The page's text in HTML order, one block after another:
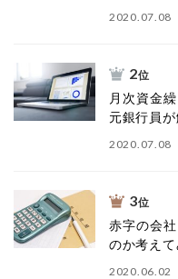
2020.07.08
2位
月次資金
元銀行員が
2020.07.08
3位
赤字の会
のか考えて
2020.06.02